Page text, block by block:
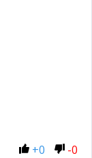
+0 -0